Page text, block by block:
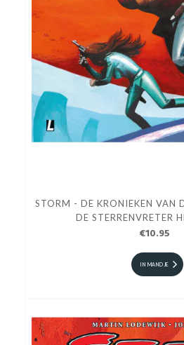
STORM - DE KRONIEKEN VAN
DE STERRENVRETER
€10.95
IN MANDJE